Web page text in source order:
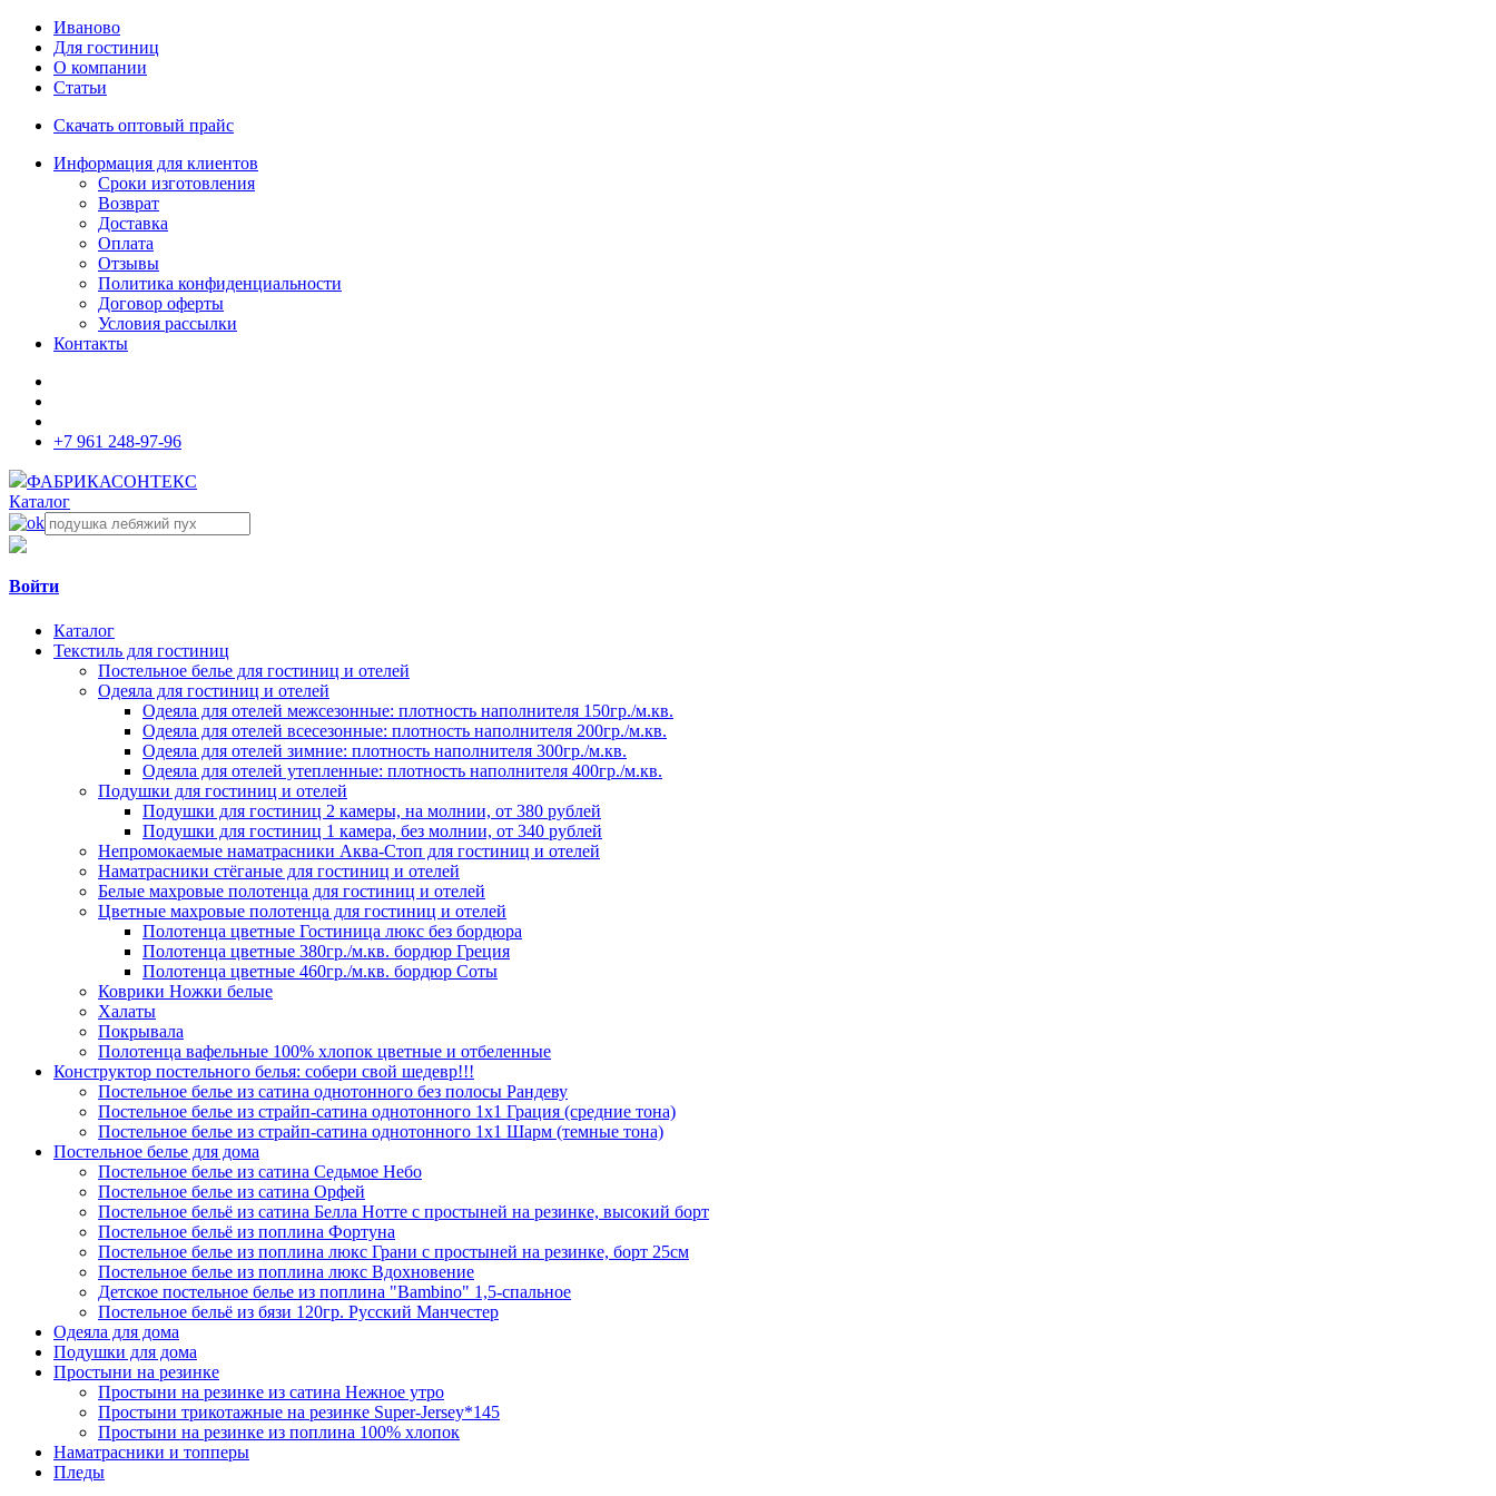
Иваново
Для гостиниц
О компании
Статьи
Скачать оптовый прайс
Информация для клиентов
Сроки изготовления
Возврат
Доставка
Оплата
Отзывы
Политика конфиденциальности
Договор оферты
Условия рассылки
Контакты
+7 961 248-97-96
ФАБРИКАСОНТЕКС
Каталог
Войти
Каталог
Текстиль для гостиниц
Постельное белье для гостиниц и отелей
Одеяла для гостиниц и отелей
Одеяла для отелей межсезонные: плотность наполнителя 150гр./м.кв.
Одеяла для отелей всесезонные: плотность наполнителя 200гр./м.кв.
Одеяла для отелей зимние: плотность наполнителя 300гр./м.кв.
Одеяла для отелей утепленные: плотность наполнителя 400гр./м.кв.
Подушки для гостиниц и отелей
Подушки для гостиниц 2 камеры, на молнии, от 380 рублей
Подушки для гостиниц 1 камера, без молнии, от 340 рублей
Непромокаемые наматрасники Аква-Стоп для гостиниц и отелей
Наматрасники стёганые для гостиниц и отелей
Белые махровые полотенца для гостиниц и отелей
Цветные махровые полотенца для гостиниц и отелей
Полотенца цветные Гостиница люкс без бордюра
Полотенца цветные 380гр./м.кв. бордюр Греция
Полотенца цветные 460гр./м.кв. бордюр Соты
Коврики Ножки белые
Халаты
Покрывала
Полотенца вафельные 100% хлопок цветные и отбеленные
Конструктор постельного белья: собери свой шедевр!!!
Постельное белье из сатина однотонного без полосы Рандеву
Постельное белье из страйп-сатина однотонного 1х1 Грация (средние тона)
Постельное белье из страйп-сатина однотонного 1х1 Шарм (темные тона)
Постельное белье для дома
Постельное белье из сатина Седьмое Небо
Постельное белье из сатина Орфей
Постельное бельё из сатина Белла Нотте с простыней на резинке, высокий борт
Постельное бельё из поплина Фортуна
Постельное белье из поплина люкс Грани с простыней на резинке, борт 25см
Постельное белье из поплина люкс Вдохновение
Детское постельное белье из поплина "Bambino" 1,5-спальное
Постельное бельё из бязи 120гр. Русский Манчестер
Одеяла для дома
Подушки для дома
Простыни на резинке
Простыни на резинке из сатина Нежное утро
Простыни трикотажные на резинке Super-Jersey*145
Простыни на резинке из поплина 100% хлопок
Наматрасники и топперы
Пледы